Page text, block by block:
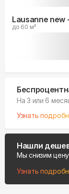
Lausanne new
до 60 м²
На 3 или 6
Узнать
Нашли
Мы снизим
Узнать